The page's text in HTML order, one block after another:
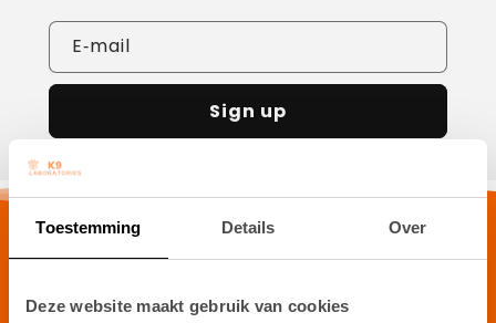
Toestemming Details Over
Deze website maakt gebruik van cookies
E‑mail
Sign up
K9 Laboratories
Blankenstein 640